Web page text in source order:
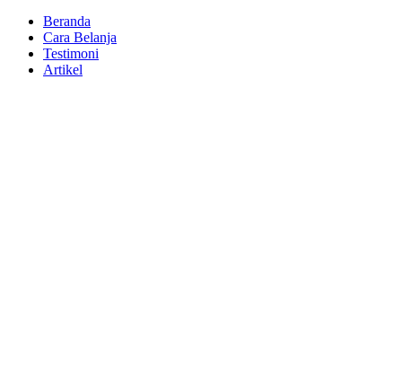
Beranda
Cara Belanja
Testimoni
Artikel